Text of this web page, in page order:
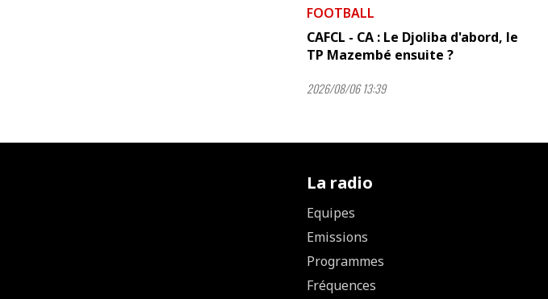
FOOTBALL
CAFCL - CA : Le Djoliba d'abord, le
TP Mazembé ensuite ?
2026/08/06 13:39
La radio
Equipes
Emissions
Programmes
Fréquences